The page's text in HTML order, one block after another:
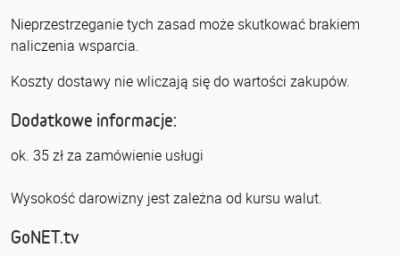
Nieprzestrzeganie tych zasad może skutkować brakiem
naliczenia wsparcia.
Koszty dostawy nie wliczają się do wartości zakupów.
Dodatkowe informacje:
ok. 35 zł za zamówienie usługi
Wysokość darowizny jest zależna od kursu walut.
GoNET.tv